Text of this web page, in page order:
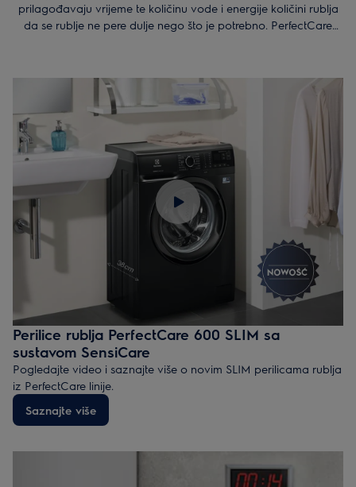
prilagođavaju vrijeme te količinu vode i energije količini rublja
da se rublje ne pere dulje nego što je potrebno. PerfectCare
Perilice rublja PerfectCare 600 SLIM sa
sustavom SensiCare
Pogledajte video i saznajte više o novim SLIM perilicama rublja
iz PerfectCare linije.
Saznajte više